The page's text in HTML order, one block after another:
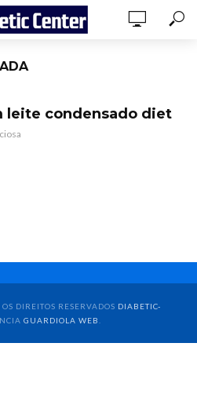
leite condensado diet
DIREITOS RESERVADOS DIABETIC-
GUARDIOLA WEB